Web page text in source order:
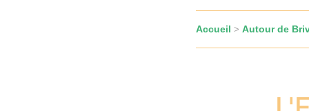
Accueil > Autour de